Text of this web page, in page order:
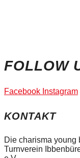
FOLLOW
Facebook Instagram
KONTAKT
Die charisma
Turnverein